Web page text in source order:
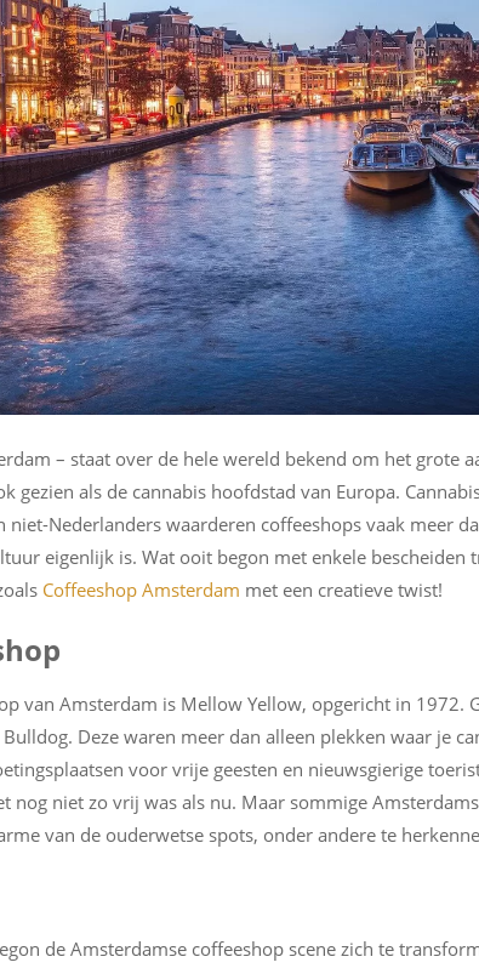
– staat over de hele wereld bekend om het grote
gezien als de cannabis hoofdstad van Europa.
niet-Nederlanders waarderen coffeeshops vaak meer
eigenlijk is. Wat ooit begon met enkele bescheiden
Coffeeshop Amsterdam met een creatieve twist!
van Amsterdam is Mellow Yellow, opgericht in 1972.
Deze waren meer dan alleen plekken waar je
voor vrije geesten en nieuwsgierige
nog niet zo vrij was als nu. Maar sommige
van de ouderwetse spots, onder andere te
de Amsterdamse coffeeshop scene zich te